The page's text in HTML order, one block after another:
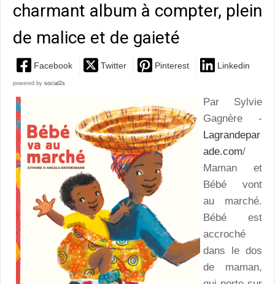
charmant album à compter, plein
de malice et de gaieté
Facebook Twitter Pinterest Linkedin
powered by social2s
Par Sylvie
Gagnère -
Lagrandepar
ade.com/
Maman et
Bébé vont
au marché.
Bébé est
accroché
dans le dos
de maman,